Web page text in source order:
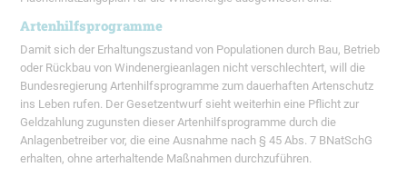
Artenhilfsprogramme
Damit sich der Erhaltungszustand von Populationen durch Bau, Betrieb
oder Rückbau von Windenergieanlagen nicht verschlechtert, will die
Bundesregierung Artenhilfsprogramme zum dauerhaften Artenschutz
ins Leben rufen. Der Gesetzentwurf sieht weiterhin eine Pflicht zur
Geldzahlung zugunsten dieser Artenhilfsprogramme durch die
Anlagenbetreiber vor, die eine Ausnahme nach § 45 Abs. 7 BNatSchG
erhalten, ohne arterhaltende Maßnahmen durchzuführen.